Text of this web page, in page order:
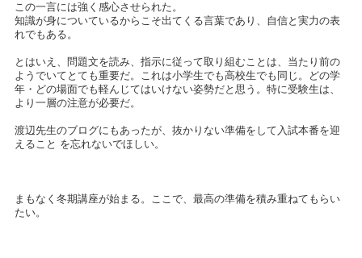
この一言には強く感心させられた。
知識が身についているからこそ出てくる言葉であり、自信と実力の表
れでもある。
とはいえ、問題文を読み、指示に従って取り組むことは、当たり前の
ようでいてとても重要だ。これは小学生でも高校生でも同じ。どの学
年・どの場面でも軽んじてはいけない姿勢だと思う。特に受験生は、
より一層の注意が必要だ。
渡辺先生のブログにもあったが、抜かりない準備をして入試本番を迎
えること を忘れないでほしい。
まもなく冬期講座が始まる。ここで、最高の準備を積み重ねてもらい
たい。